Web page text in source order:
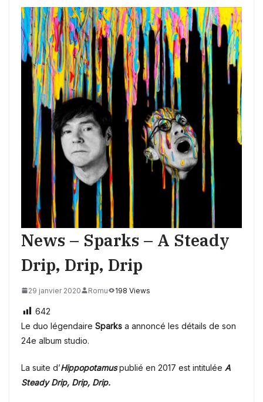
News – Sparks – A Steady
Drip, Drip, Drip
29 janvier 2020 Romu 198 Views
642
Le duo légendaire Sparks a annoncé les détails de son
24e album studio.
La suite d’Hippopotamus publié en 2017 est intitulée A
Steady Drip, Drip, Drip.